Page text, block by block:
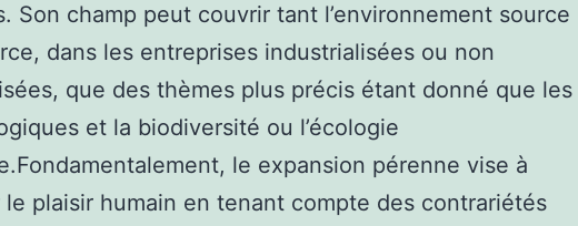
Son champ peut couvrir tant l’environnement source
dans les entreprises industrialisées ou non
que des thèmes plus précis étant donné que les
et la biodiversité ou l’écologie
le expansion pérenne vise à
le plaisir humain en tenant compte des contrariétés